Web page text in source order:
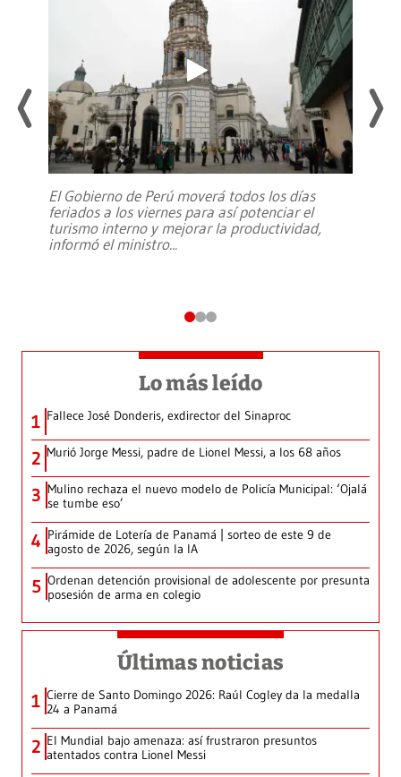
El Gobierno de Perú moverá todos los días
feriados a los viernes para así potenciar el
turismo interno y mejorar la productividad,
informó el ministro...
Lo más leído
1 Fallece José Donderis, exdirector del Sinaproc
2 Murió Jorge Messi, padre de Lionel Messi, a los 68 años
3 Mulino rechaza el nuevo modelo de Policía Municipal: ‘Ojalá
se tumbe eso’
4 Pirámide de Lotería de Panamá | sorteo de este 9 de
agosto de 2026, según la IA
5 Ordenan detención provisional de adolescente por presunta
posesión de arma en colegio
Últimas noticias
1 Cierre de Santo Domingo 2026: Raúl Cogley da la medalla
24 a Panamá
2 El Mundial bajo amenaza: así frustraron presuntos
atentados contra Lionel Messi